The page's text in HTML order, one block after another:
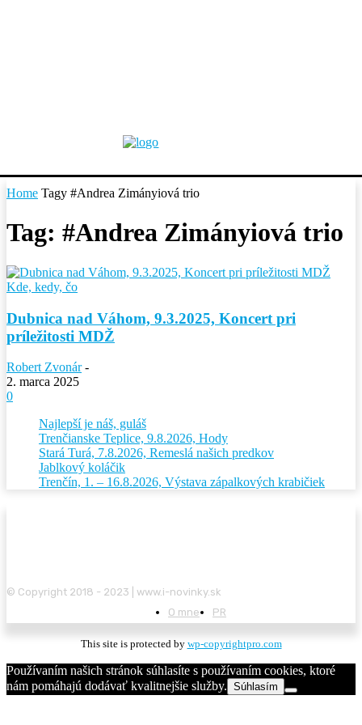
Home Tagy #Andrea Zimányiová trio
Tag: #Andrea Zimányiová trio
Kde, kedy, čo
Dubnica nad Váhom, 9.3.2025, Koncert pri
príležitosti MDŽ
Robert Zvonár -
2. marca 2025
0
Najlepší je náš, guláš
Trenčianske Teplice, 9.8.2026, Hody
Stará Turá, 7.8.2026, Remeslá našich predkov
Jablkový koláčik
Trenčín, 1. – 16.8.2026, Výstava zápalkových krabičiek
© Copyright 2018 - 2023 | www.i-novinky.sk
O mne
PR
This site is protected by wp-copyrightpro.com
Používaním našich stránok súhlasíte s používaním cookies, ktoré
nám pomáhajú dodávať kvalitnejšie služby. Súhlasím